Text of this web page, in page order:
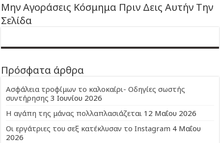
Μην Αγοράσεις Κόσμημα Πριν Δεις Αυτήν Την
Σελίδα
Πρόσφατα άρθρα
Ασφάλεια τροφίμων το καλοκαίρι- Οδηγίες σωστής
συντήρησης 3 Ιουνίου 2026
Η αγάπη της μάνας πολλαπλασιάζεται 12 Μαΐου 2026
Οι εργάτριες του σεξ κατέκλυσαν το Instagram 4 Μαΐου
2026